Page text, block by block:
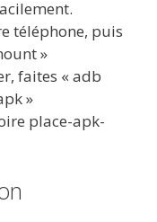
téléphone, puis
»
faites « adb
»
place-apk-